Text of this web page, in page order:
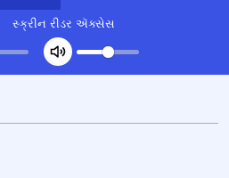
સ્ક્રીન રીડર ઍક્સેસ
Transcript summary